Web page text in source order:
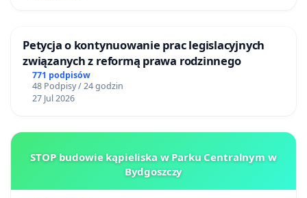
Petycja o kontynuowanie prac legislacyjnych
związanych z reformą prawa rodzinnego
771 podpisów
48 Podpisy / 24 godzin
27 Jul 2026
STOP budowie kąpieliska w Parku Centralnym w
Bydgoszczy